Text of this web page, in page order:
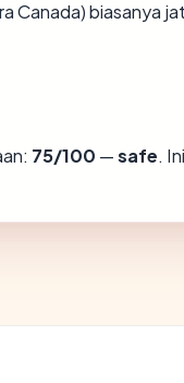
Canada) biasanya
75/100 —safe.